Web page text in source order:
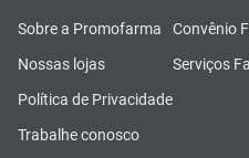
Sobre a Promofarma
Nossas lojas
Política de Privacidade
Trabalhe conosco
Convênio
Serviços